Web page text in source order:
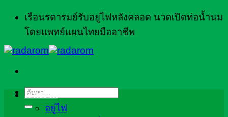
ข้าม
ยัง
เรือนรดารมย์รับอยู่ไฟหลังคลอด นวดเปิดท่อน้ำนม
โดยแพทย์แผนไทยมืออาชีพ
ค้นหา:
ภาพรวม
อยู่ไฟ